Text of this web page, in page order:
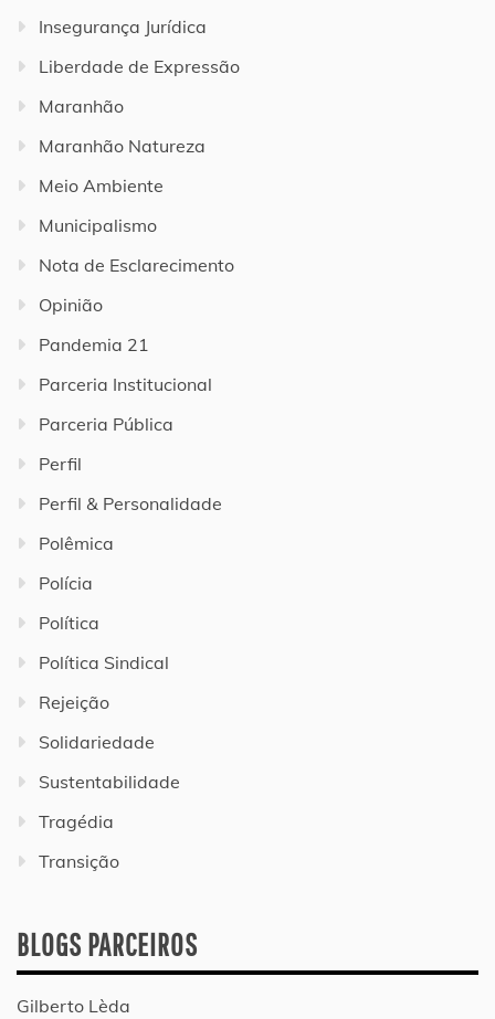
Insegurança Jurídica
Liberdade de Expressão
Maranhão
Maranhão Natureza
Meio Ambiente
Municipalismo
Nota de Esclarecimento
Opinião
Pandemia 21
Parceria Institucional
Parceria Pública
Perfil
Perfil & Personalidade
Polêmica
Polícia
Política
Política Sindical
Rejeição
Solidariedade
Sustentabilidade
Tragédia
Transição
BLOGS PARCEIROS
Gilberto Lèda